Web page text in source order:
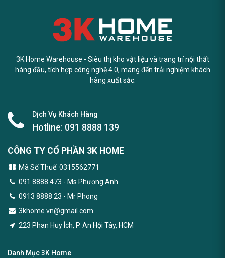
3K Home Warehouse - Siêu thị kho vật liệu và trang trí nội thất
hàng đầu, tích hợp công nghệ 4.0, mang đến trải nghiệm khách
hàng xuất sắc.
Dịch Vụ Khách Hàng
Hotline: 091 8888 139
CÔNG TY CỔ PHẦN 3K HOME
Mã Số Thuế: 0315562771
091 8888 473 - Ms Phương Anh
0913 8888 23 - Mr Phong
3khome.vn@gmail.com
223 Phan Huy Ích, P. An Hội Tây, HCM
Danh Mục 3K Home